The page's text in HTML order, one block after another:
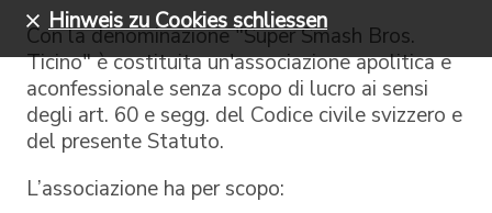
Con la denominazione "Super Smash Bros.
Ticino" è costituita un'associazione apolitica e
aconfessionale senza scopo di lucro ai sensi
degli art. 60 e segg. del Codice civile svizzero e
del presente Statuto.
L’associazione ha per scopo:
Hinweis zu Cookies schliessen